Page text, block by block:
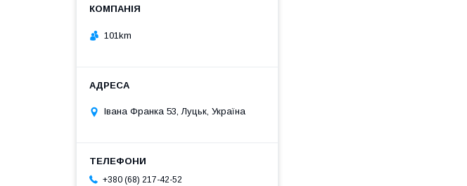
101km
Івана Франка 53, Луцьк, Україна
+380 (68) 217-42-52